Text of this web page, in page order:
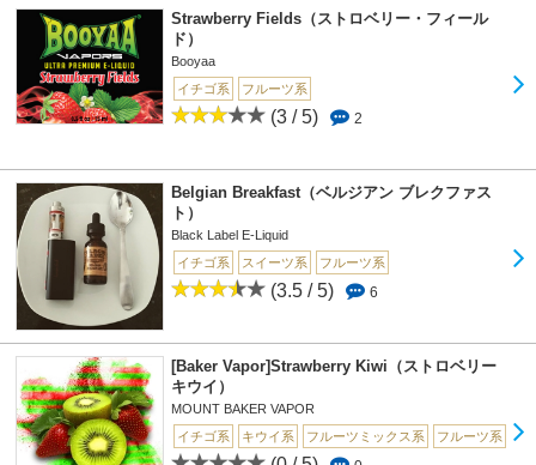
Strawberry Fields（ストロベリー・フィール
ド）
Booyaa
イチゴ系
フルーツ系
(3 / 5) 2
Belgian Breakfast（ベルジアン ブレクファス
ト）
Black Label E-Liquid
イチゴ系
スイーツ系 フルーツ系
(3.5 / 5) 6
[Baker Vapor]Strawberry Kiwi（ストロベリー
キウイ）
MOUNT BAKER VAPOR
イチゴ系
キウイ系 フルーツミックス系 フルーツ系